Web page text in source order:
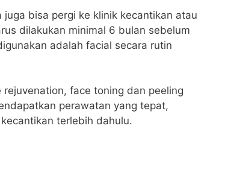
bisa pergi ke klinik kecantikan atau
dilakukan minimal 6 bulan sebelum
adalah facial secara rutin
face toning dan peeling
perawatan yang tepat,
terlebih dahulu.